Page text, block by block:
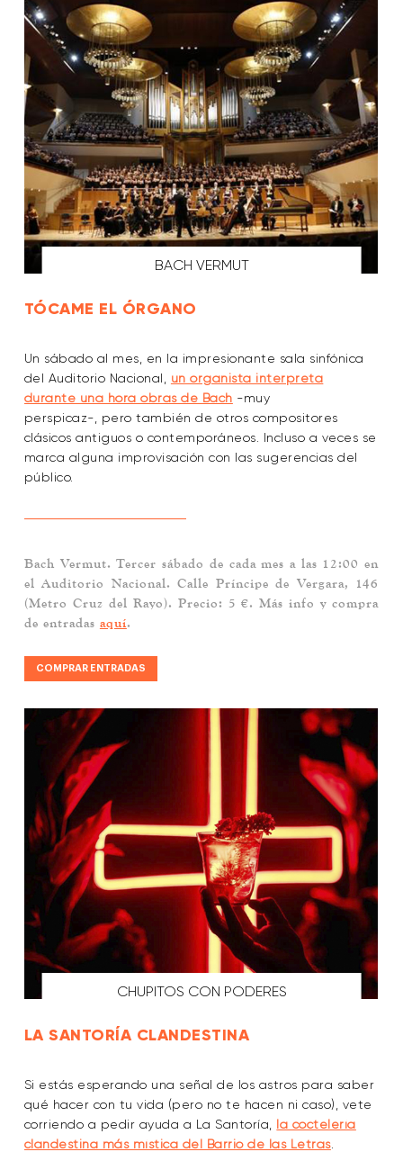
BACH VERMUT
TÓCAME EL ÓRGANO
Un sábado al mes, en la impresionante sala sinfónica
del Auditorio Nacional, un organista interpreta
durante una hora obras de Bach -muy
perspicaz-, pero también de otros compositores
clásicos antiguos o contemporáneos. Incluso a veces se
marca alguna improvisación con las sugerencias del
público.
Bach Vermut. Tercer sábado de cada mes a las 12:00 en
el Auditorio Nacional. Calle Príncipe de Vergara, 146
(Metro Cruz del Rayo). Precio: 5 €. Más info y compra
de entradas aquí.
COMPRAR ENTRADAS
CHUPITOS CON PODERES
LA SANTORÍA CLANDESTINA
Si estás esperando una señal de los astros para saber
qué hacer con tu vida (pero no te hacen ni caso), vete
corriendo a pedir ayuda a La Santoría, la coctelería
clandestina más mística del Barrio de las Letras.